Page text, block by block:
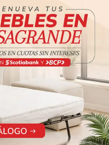
Comedor Palladium extensible
Comedores y Juegos de
comedor
Comedores 8 Sillas
S/11,799.00
Pedir por WhatsApp
Añadir al carrito